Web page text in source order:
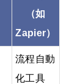
（如
Zapier）
流程自動
化工具